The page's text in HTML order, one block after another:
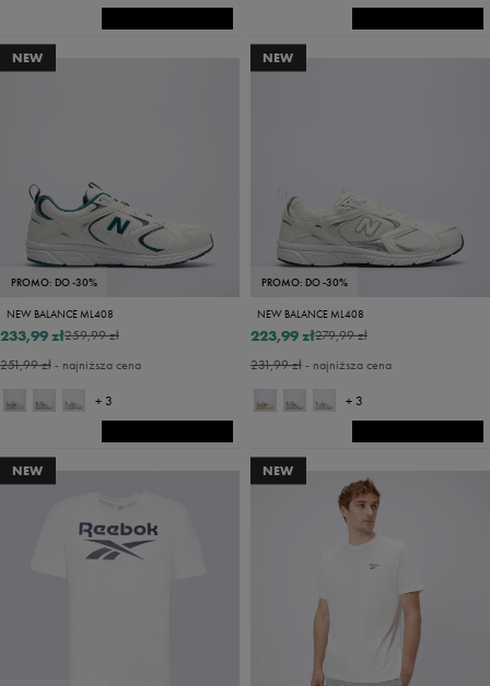
NEW
PROMO: DO -30%
NEW BALANCE ML408
259,99 zł
233,99 zł
251,99 zł- najniższa cena
+ 3
NEW
PROMO: DO -30%
NEW BALANCE ML408
279,99 zł
223,99 zł
231,99 zł- najniższa cena
+ 3
NEW NEW